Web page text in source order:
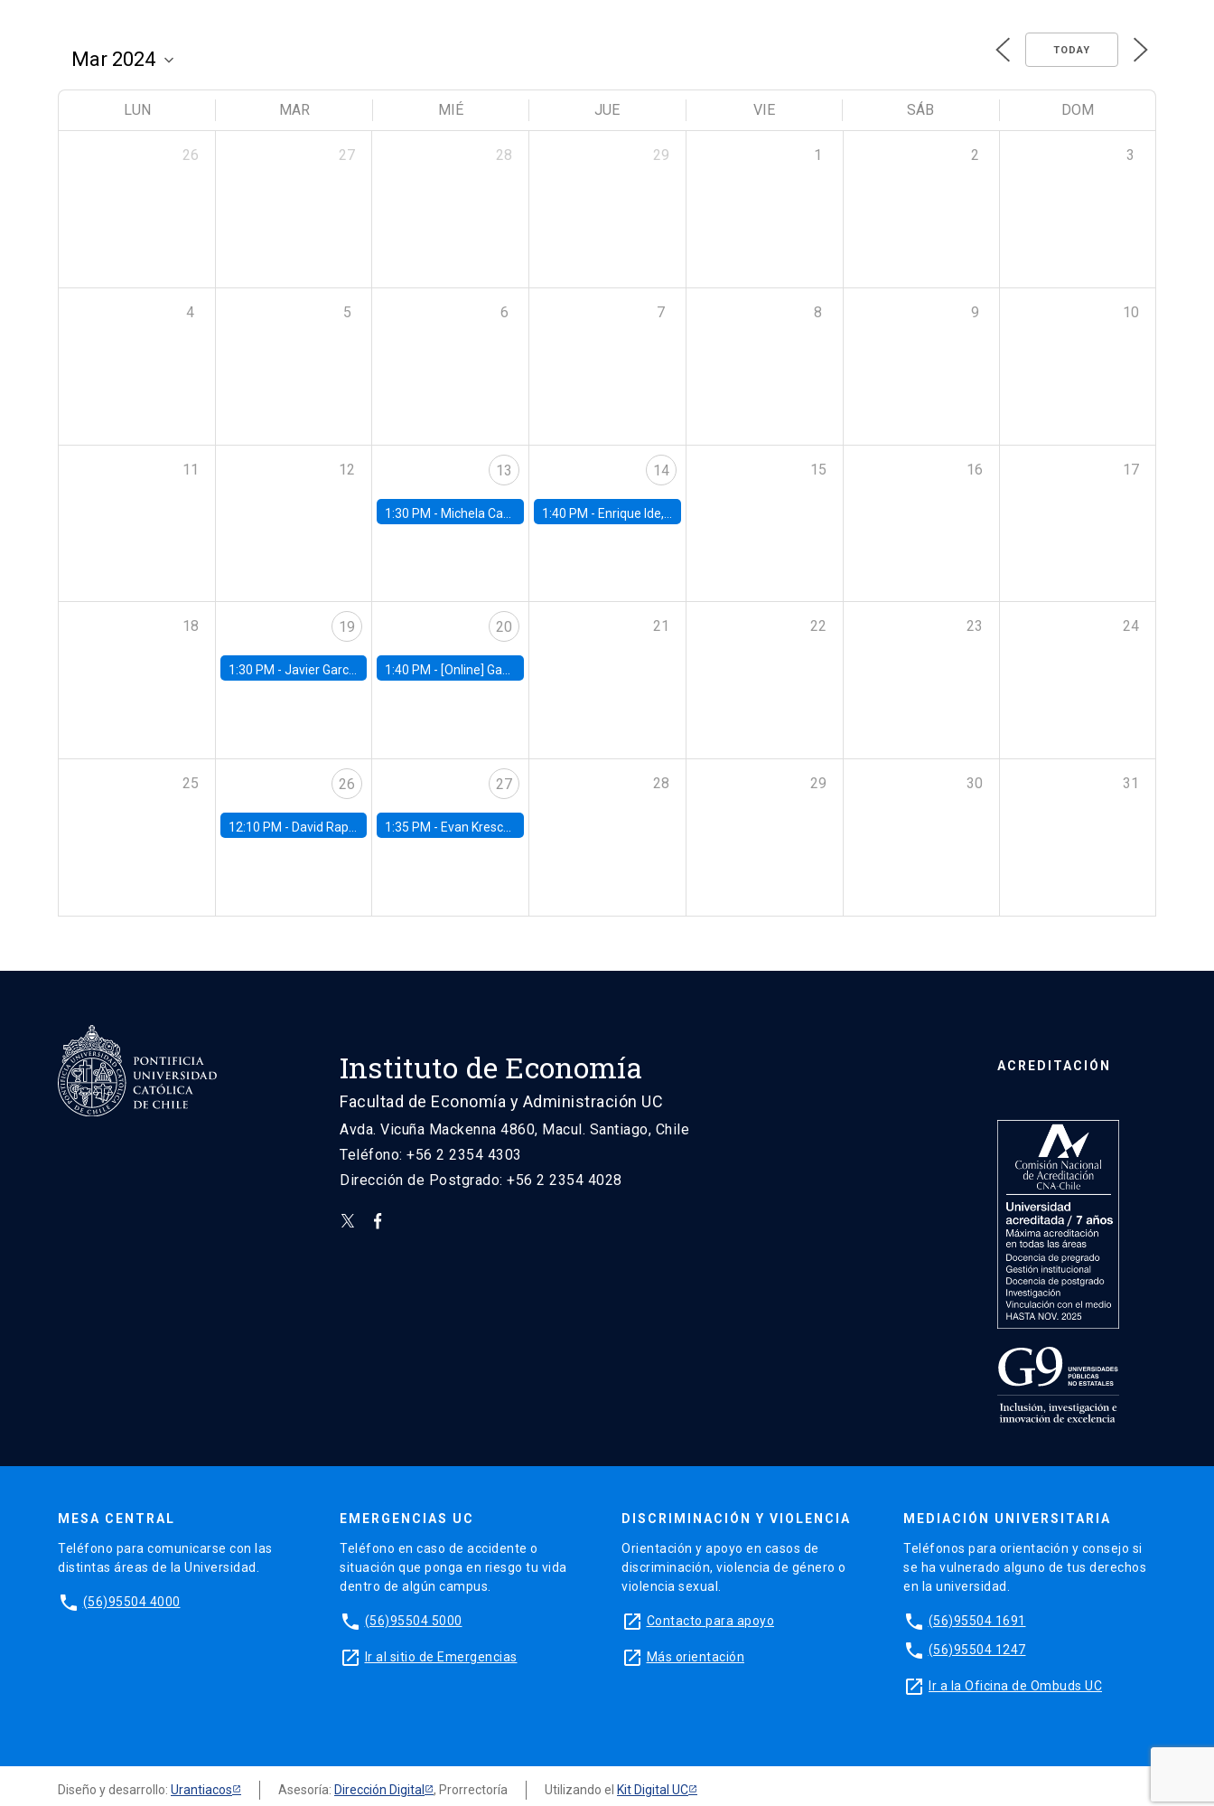
TODAY
LUN MAR MIÉ JUE VIE SÁB DOM
26 27 28 29 1 2 3
4 5 6 7 8 9 10
11 12 13
1:30 PM - Michela Carlana, Harvard Kennedy School
14
1:40 PM - Enrique Ide, IESE
15 16 17
18 19
1:30 PM - Javier Garcia Cicco, Universidad de San Andres
20
1:40 PM - [Online] Gabriel Englander, World Bank
21 22 23 24
25 26
12:10 PM - David Rappoport, FED Board
27
1:35 PM - Evan Kresch, Oberlin College
28 29 30 31
Instituto de Economía
Facultad de Economía y Administración UC
Avda. Vicuña Mackenna 4860, Macul. Santiago, Chile
Teléfono: +56 2 2354 4303
Dirección de Postgrado: +56 2 2354 4028
ACREDITACIÓN
MESA CENTRAL
Teléfono para comunicarse con las
distintas áreas de la Universidad.
phone (56)95504 4000
EMERGENCIAS UC
Teléfono en caso de accidente o
situación que ponga en riesgo tu vida
dentro de algún campus.
phone (56)95504 5000
launch Ir al sitio de Emergencias
DISCRIMINACIÓN Y VIOLENCIA
Orientación y apoyo en casos de
discriminación, violencia de género o
violencia sexual.
launch Contacto para apoyo
launch Más orientación
MEDIACIÓN UNIVERSITARIA
Teléfonos para orientación y consejo si
se ha vulnerado alguno de tus derechos
en la universidad.
phone (56)95504 1691
phone (56)95504 1247
launch Ir a la Oficina de Ombuds UC
Diseño y desarrollo: Urantiacos Asesoría: Dirección Digital , Prorrectoría Utilizando el Kit Digital UC